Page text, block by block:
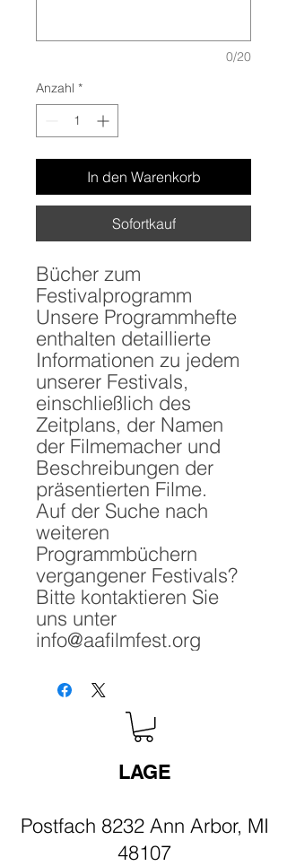
0/20
Anzahl *
In den Warenkorb
Sofortkauf
Bücher zum
Festivalprogramm
Unsere Programmhefte
enthalten detaillierte
Informationen zu jedem
unserer Festivals,
einschließlich des
Zeitplans, der Namen
der Filmemacher und
Beschreibungen der
präsentierten Filme.
Auf der Suche nach
weiteren
Programmbüchern
vergangener Festivals?
Bitte kontaktieren Sie
uns unter
info@aafilmfest.org
LAGE
Postfach 8232 Ann Arbor, MI
48107